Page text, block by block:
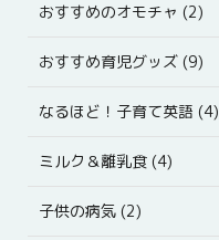
おすすめのオモチャ (2)
おすすめ育児グッズ (9)
なるほど！子育て英語 (4)
ミルク＆離乳食 (4)
子供の病気 (2)